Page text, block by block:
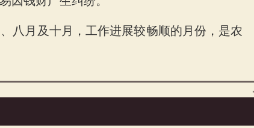
八月及十月，工作进展较畅顺的月份，是农